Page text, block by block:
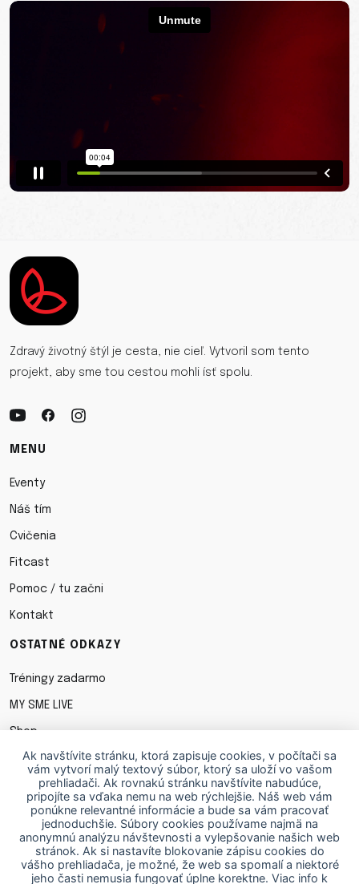
Zdravý životný štýl je cesta, nie cieľ. Vytvoril som tento
projekt, aby sme tou cestou mohli ísť spolu.
MENU
Eventy
Náš tím
Cvičenia
Fitcast
Pomoc / tu začni
Kontakt
OSTATNÉ ODKAZY
Tréningy zadarmo
MY SME LIVE
Shop
Obchodné podmienky
Ochrana osobných údajov
Cookies
STIAHNI SI APKU
Ak navštívite stránku, ktorá zapisuje cookies, v počítači sa
vám vytvorí malý textový súbor, ktorý sa uloží vo vašom
prehliadači. Ak rovnakú stránku navštívite nabudúce,
pripojíte sa vďaka nemu na web rýchlejšie. Náš web vám
ponúkne relevantné informácie a bude sa vám pracovať
jednoduchšie. Súbory cookies používame najmä na
anonymnú analýzu návštevnosti a vylepšovanie našich web
stránok. Ak si nastavíte blokovanie zápisu cookies do
vášho prehliadača, je možné, že web sa spomalí a niektoré
jeho časti nemusia fungovať úplne korektne. Viac info k